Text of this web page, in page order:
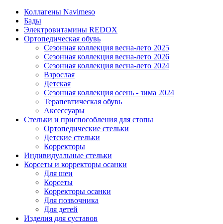
Коллагены Navimeso
Бады
Электровитамины REDOX
Ортопедическая обувь
Сезонная коллекция весна-лето 2025
Сезонная коллекция весна-лето 2026
Сезонная коллекция весна-лето 2024
Взрослая
Детская
Сезонная коллекция осень - зима 2024
Терапевтическая обувь
Аксессуары
Стельки и приспособления для стопы
Ортопедические стельки
Детские стельки
Корректоры
Индивидуальные стельки
Корсеты и корректоры осанки
Для шеи
Корсеты
Корректоры осанки
Для позвочника
Для детей
Изделия для суставов